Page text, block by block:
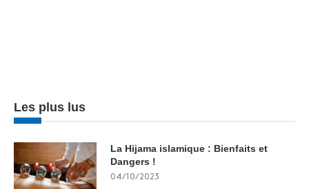
Les plus lus
La Hijama islamique : Bienfaits et
Dangers !
04/10/2023